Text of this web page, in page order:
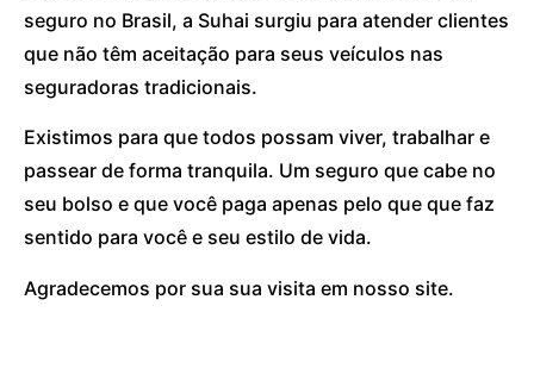
seguro no Brasil, a Suhai surgiu para atender clientes
que não têm aceitação para seus veículos nas
seguradoras tradicionais.
Existimos para que todos possam viver, trabalhar e
passear de forma tranquila. Um seguro que cabe no
seu bolso e que você paga apenas pelo que que faz
sentido para você e seu estilo de vida.
Agradecemos por sua sua visita em nosso site.